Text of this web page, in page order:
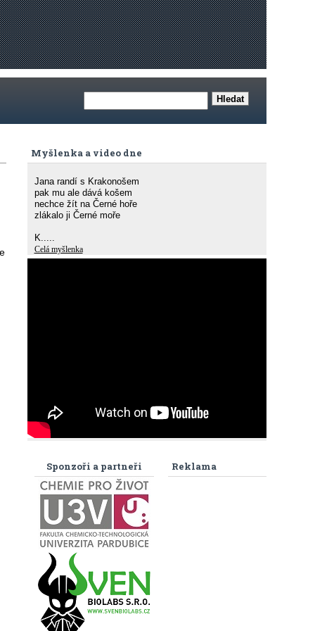
Myšlenka a video dne
Jana randí s Krakonošem
pak mu ale dává košem
nechce žít na Černé hoře
zlákalo ji Černé moře
K.....
Celá myšlenka
Reklama
Sponzoři a partneři